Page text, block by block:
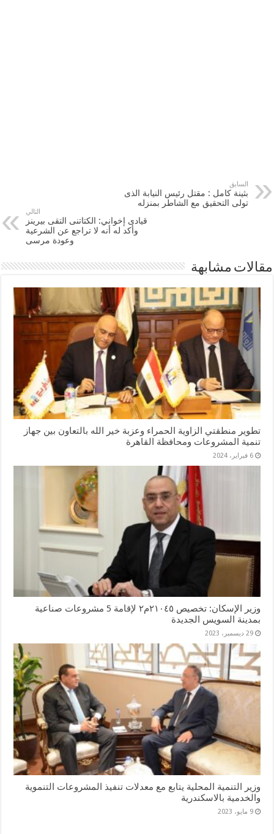
السابق
بثينة كامل : مقتل رئيس النيابة الذى
تولى التحقيق مع الشاطر بمنزله
التالي
قيادى إخواني: الكتاتنى التقى بيرينز
وأكد له أنه لا تراجع عن الشرعية
وعودة مرسى
مقالات مشابهة
تطوير منطقتي الزاوية الحمراء وعزبة خير الله بالتعاون بين جهاز
تنمية المشروعات ومحافظة القاهرة
6 فبراير، 2024
وزير الإسكان: تخصيص ٢١٠٤٥م٢ لإقامة 5 مشروعات صناعية
بمدينة السويس الجديدة
29 ديسمبر، 2023
وزير التنمية المحلية يتابع مع معدلات تنفيذ المشروعات التنموية
والخدمية بالاسكندرية
9 مايو، 2023